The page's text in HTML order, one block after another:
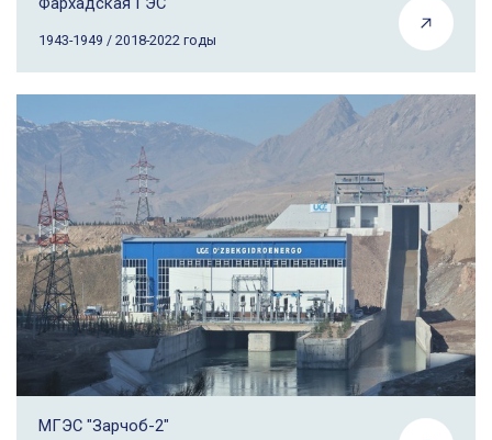
1943-1949 / 2018-2022 годы
МГЭС "Зарчоб-2"